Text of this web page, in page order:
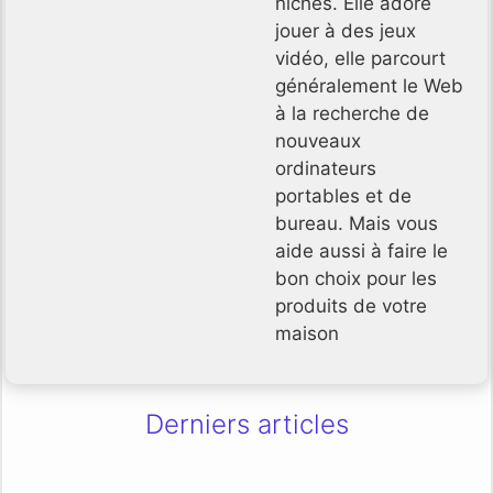
jouer à des jeux
vidéo, elle parcourt
généralement le Web
à la recherche de
nouveaux
ordinateurs
portables et de
bureau. Mais vous
aide aussi à faire le
bon choix pour les
produits de votre
maison
Derniers articles